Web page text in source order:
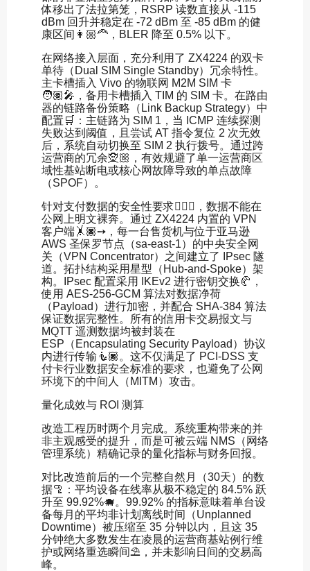
体移出了法拉第笼，RSRP 读数直接从 -115
dBm 回升并稳定在 -72 dBm 至 -85 dBm 的健
康区间👩🏼‍🦰，BLER 降至 0.5% 以下。
在网络接入层面，充分利用了 ZX4224 的双卡
单待（Dual SIM Single Standby）冗余特性。
主卡槽插入 Vivo 的物联网 M2M SIM 卡
🧑🏽‍🎤，备用卡槽插入 TIM 的 SIM 卡。在路由
器的链路备份策略（Link Backup Strategy）中
配置🛒：主链路为 SIM 1，当 ICMP 连续探测
失败达到阈值，且尝试 AT 指令复位 2 次无效
后，系统自动切换至 SIM 2 执行拨号。通过跨
运营商的冗余🧝🏼，有效规避了单一运营商区
域性基站断电或核心网故障导致的单点故障
（SPOF）。
针对支付数据的安全性要求🧜🏼‍♀️，数据不能在
公网上明文裸奔。通过 ZX4224 内置的 VPN
客户端🤸🏿➙，每一台售货机与位于亚马逊
AWS 圣保罗节点（sa-east-1）的中央安全网
关（VPN Concentrator）之间建立了 IPsec 隧
道。拓扑结构采用星型（Hub-and-Spoke）架
构。IPsec 配置采用 IKEv2 进行密钥交换🥐，
使用 AES-256-GCM 算法对数据净荷
（Payload）进行加密，并配合 SHA-384 算法
保证数据完整性。所有的信用卡交易报文与
MQTT 遥测数据均被封装在
ESP（Encapsulating Security Payload）协议
内进行传输🧜🏿。这不仅满足了 PCI-DSS 支
付卡行业数据安全标准的要求，也避免了公网
环境下的中间人（MITM）攻击。
量化成效与 ROI 测算
改造工程历时两个月完成。系统重构带来的并
非主观感受的提升，而是可被云端 NMS（网络
管理系统）精确记录的量化指标与财务回报。
对比改造前后的一个完整自然月（30天）的数
据🦿：平均设备在线率从极不稳定的 84.5% 跃
升至 99.92%🐗。99.92% 的指标意味着单台设
备每月的平均非计划离线时间（Unplanned
Downtime）被压缩至 35 分钟以内，且这 35
分钟绝大多数发生在凌晨的运营商基站例行维
护或网络重选瞬间⛱，并未影响日间的交易高
峰。